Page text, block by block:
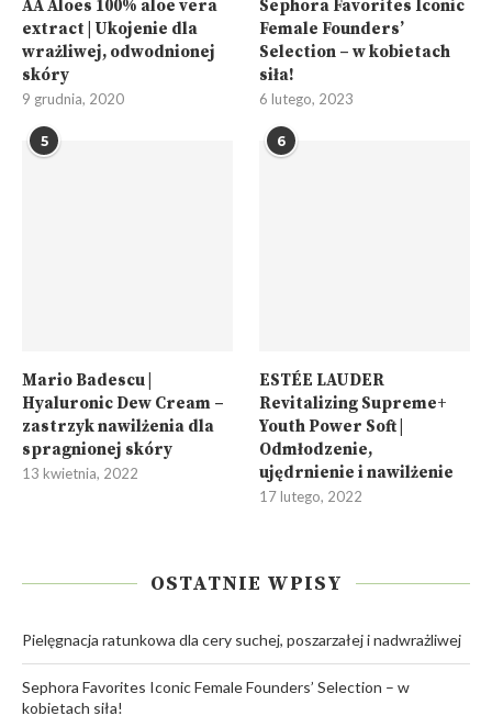
AA Aloes 100% aloe vera
extract | Ukojenie dla
wrażliwej, odwodnionej
skóry
9 grudnia, 2020
Sephora Favorites Iconic
Female Founders’
Selection – w kobietach
siła!
6 lutego, 2023
5
Mario Badescu |
Hyaluronic Dew Cream –
zastrzyk nawilżenia dla
spragnionej skóry
13 kwietnia, 2022
6
ESTÉE LAUDER
Revitalizing Supreme+
Youth Power Soft |
Odmłodzenie,
ujędrnienie i nawilżenie
17 lutego, 2022
OSTATNIE WPISY
Pielęgnacja ratunkowa dla cery suchej, poszarzałej i nadwrażliwej
Sephora Favorites Iconic Female Founders’ Selection – w
kobietach siła!